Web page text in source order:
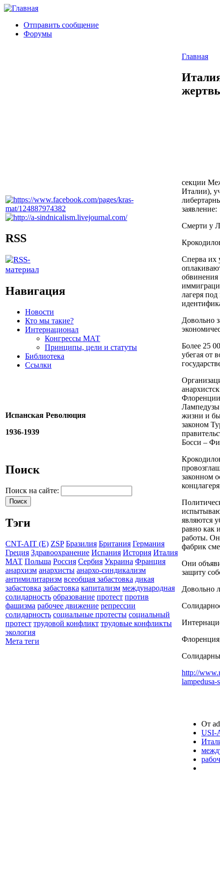
Отправить сообщение
Форумы
RSS
Навигация
Новости
Кто мы такие?
Интернационал
Конгрессы МАТ
Принципы, цели и статуты
Библиотека
Ссылки
Испанская Революция
1936-1939
Поиск
Поиск на сайте:
Тэги
CNT-AIT (E) ZSP Бразилия Британия Германия
Греция Здравоохранение Испания История Италия
МАТ Польша Россия Сербия Украина Франция
анархизм анархисты анархо-синдикализм
антимилитаризм всеобщая забастовка дикая
забастовка забастовка капитализм международная
солидарность образование протест против
фашизма рабочее движение репрессии
солидарность социальные протесты социальный
протест трудовой конфликт трудовые конфликты
экология
Мета теги
Главная
секции
Италии),
заявление:
Смерти у
Сперва их
обвинения
лагеря
Довольно
Более 25
убегая от
жизни и
законом
Босси –
законном
являются
равно как
работы.
фабрик
Они
защиту
Довольно
http://
lampedusa-
От
USI-